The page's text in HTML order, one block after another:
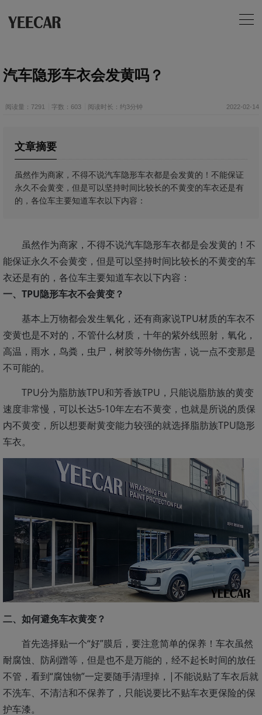
汽车隐形车衣会发黄吗？
阅读量：7291 字数：603 阅读时长：约3分钟 2022-02-14
文章摘要
​虽然作为商家，不得不说汽车隐形车衣都是会发黄的！不能保证
永久不会黄变，但是可以坚持时间比较长的不黄变的车衣还是有
的，各位车主要知道车衣以下内容：
虽然作为商家，不得不说汽车隐形车衣都是会发黄的！不
能保证永久不会黄变，但是可以坚持时间比较长的不黄变的车
衣还是有的，各位车主要知道车衣以下内容：
一、TPU隐形车衣不会黄变？
基本上万物都会发生氧化，还有商家说TPU材质的车衣不
变黄也是不对的，不管什么材质，十年的紫外线照射，氧化，
高温，雨水，鸟粪，虫尸，树胶等外物伤害，说一点不变那是
不可能的。
TPU分为脂肪族TPU和芳香族TPU，只能说脂肪族的黄变
速度非常慢，可以长达5-10年左右不黄变，也就是所说的质保
内不黄变，所以想要耐黄变能力较强的就选择脂肪族TPU隐形
车衣。
二、如何避免车衣黄变？
首先选择贴一个“好”膜后，要注意简单的保养！车衣虽然
耐腐蚀、防剐蹭等，但是也不是万能的，经不起长时间的放任
不管，看到“腐蚀物”一定要随手清理掉，|不能说贴了车衣后就
不洗车、不清洁和不保养了，只能说要比不贴车衣更保险的保
护车漆。